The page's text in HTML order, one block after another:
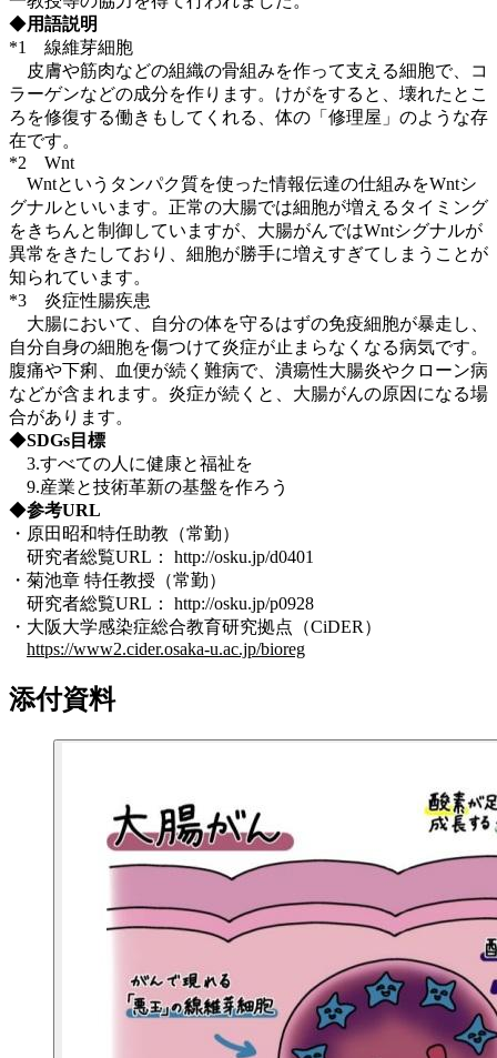
◆用語説明
*1 線維芽細胞
皮膚や筋肉などの組織の骨組みを作って支える細胞で、コ
ラーゲンなどの成分を作ります。けがをすると、壊れたとこ
ろを修復する働きもしてくれる、体の「修理屋」のような存
在です。
*2 Wnt
Wntというタンパク質を使った情報伝達の仕組みをWntシ
グナルといいます。正常の大腸では細胞が増えるタイミング
をきちんと制御していますが、大腸がんではWntシグナルが
異常をきたしており、細胞が勝手に増えすぎてしまうことが
知られています。
*3 炎症性腸疾患
大腸において、自分の体を守るはずの免疫細胞が暴走し、
自分自身の細胞を傷つけて炎症が止まらなくなる病気です。
腹痛や下痢、血便が続く難病で、潰瘍性大腸炎やクローン病
などが含まれます。炎症が続くと、大腸がんの原因になる場
合があります。
◆SDGs 目標
3.すべての人に健康と福祉を
9.産業と技術革新の基盤を作ろう
◆参考URL
・原田昭和特任助教（常勤）
研究者総覧URL： http://osku.jp/d0401
・菊池章 特任教授（常勤）
研究者総覧URL： http://osku.jp/p0928
・大阪大学感染症総合教育研究拠点（CiDER）
https://www2.cider.osaka-u.ac.jp/bioreg
添付資料